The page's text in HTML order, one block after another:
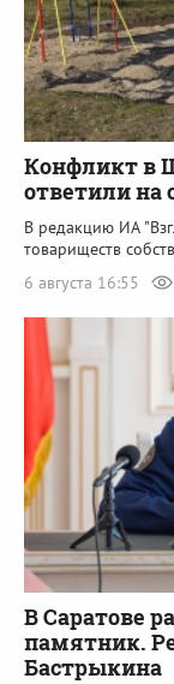
Конфликт в
ответили на
В редакцию ИА
товариществ
6 августа 16:55
В Саратове
памятник.
Бастрыкина